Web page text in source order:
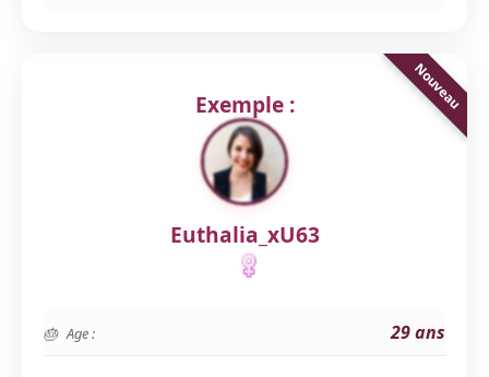
Exemple :
Euthalia_xU63
Age : 29 ans